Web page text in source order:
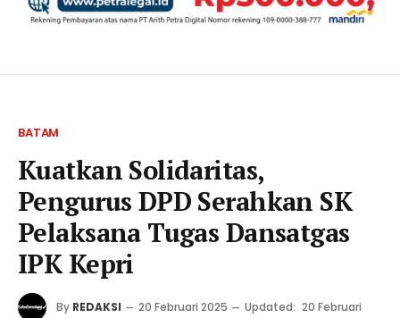
BATAM
Kuatkan Solidaritas,
Pengurus DPD Serahkan SK
Pelaksana Tugas Dansatgas
IPK Kepri
By REDAKSI 20 Februari 2025 Updated: 20 Februari